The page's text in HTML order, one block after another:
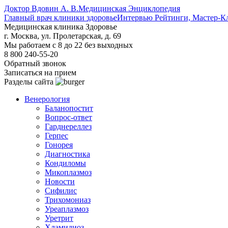
Доктор Вдовин А. В.Медицинская Энциклопедия
Главный врач клиники здоровьеИнтервью Рейтинги, Мастер-
Медицинская клиника Здоровье
г. Москва, ул. Пролетарская, д. 69
Мы работаем с 8 до 22 без выходных
8 800 240-55-20
Обратный звонок
Записаться на прием
Разделы сайта
Венерология
Баланопостит
Вопрос-ответ
Гарднереллез
Герпес
Гонорея
Диагностика
Кондиломы
Микоплазмоз
Новости
Сифилис
Трихомониаз
Уреаплазмоз
Уретрит